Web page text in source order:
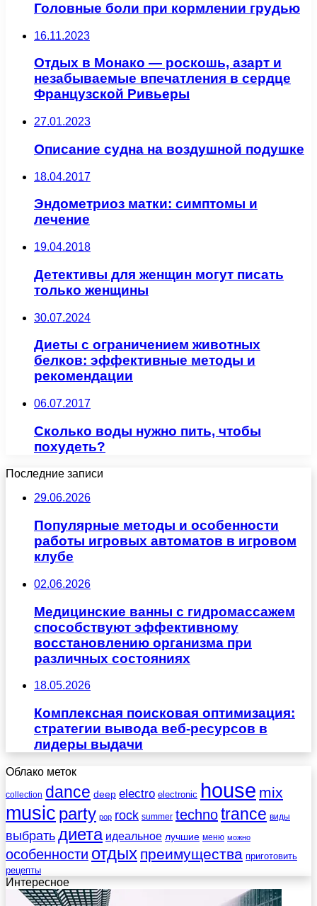
Головные боли при кормлении грудью
16.11.2023
Отдых в Монако — роскошь, азарт и
незабываемые впечатления в сердце
Французской Ривьеры
27.01.2023
Описание судна на воздушной подушке
18.04.2017
Эндометриоз матки: симптомы и
лечение
19.04.2018
Детективы для женщин могут писать
только женщины
30.07.2024
Диеты с ограничением животных
белков: эффективные методы и
рекомендации
06.07.2017
Сколько воды нужно пить, чтобы
похудеть?
Последние записи
29.06.2026
Популярные методы и особенности
работы игровых автоматов в игровом
клубе
02.06.2026
Медицинские ванны с гидромассажем
способствуют эффективному
восстановлению организма при
различных состояниях
18.05.2026
Комплексная поисковая оптимизация:
стратегии вывода веб-ресурсов в
лидеры выдачи
Облако меток
collection dance deep electro electronic house mix
music party pop rock summer technotrance виды
выбратьдиета идеальное лучшие меню можно
особенности отдых преимущества приготовить
рецепты
Интересное